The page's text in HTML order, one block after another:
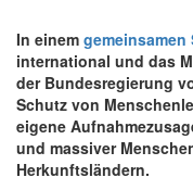
In einem gemeinsamen
international und das
der Bundesregierung
Schutz von
eigene
und massiver
Herkunftsländern.